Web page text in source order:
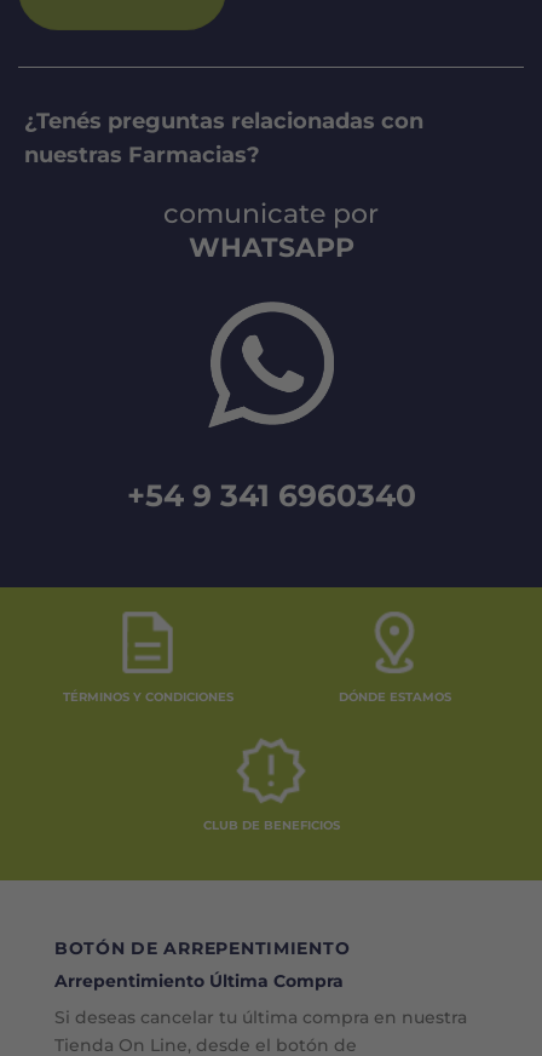
¿Tenés preguntas relacionadas con
nuestras Farmacias?
comunicate por
WHATSAPP
+54 9 341 6960340
TÉRMINOS Y CONDICIONES DÓNDE ESTAMOS
CLUB DE BENEFICIOS
BOTÓN DE ARREPENTIMIENTO
Arrepentimiento Última Compra
Si deseas cancelar tu última compra en nuestra
Tienda On Line, desde el botón de